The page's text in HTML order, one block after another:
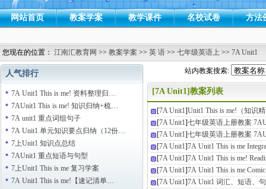
网站首页 教案学案 教学课件 名校试卷 方法
您现在的位置： 江南汇教育网 >> 教案学案 >> 英 语 >> 七年级英语上 >> 7A Unit1
站内教案搜索:
人气排行
7A Unit1 This is me! 资料整理归…
7AUnit1 This is me! 知识归纳+梳…
7A unit1 重点词组句子
7A Unit1 单元知识要点归纳（12份…
7上Unit1 知识点总结
7AUnit1 重点短语与句型
7上Unit1 This is me 复习学案
7A Unit1 This is me!【速记清单…
[7A Unit1]教案列表
[7A Unit1]Unit1 This is me!（知识
[7A Unit1]七年级英语上册教案
[7A Unit1]七年级英语上册教案
[7A Unit1]7A Unit1 This is me
[7A Unit1]7A Unit1 This is me!
[7A Unit1]7A Unit1 This is me
[7A Unit1]7A Unit1 词汇、短语、